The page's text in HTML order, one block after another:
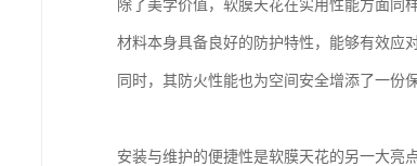
除了美学价值，软膜天花在实用性能方面同
材料本身具备良好的防护特性，能够有效应
同时，其防火性能也为空间安全增添了一份保
安装与维护的便捷性是软膜天花的另一大亮点